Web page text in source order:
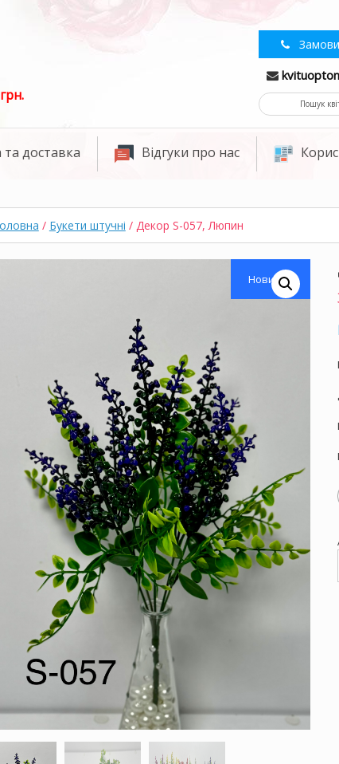
доставка Відгуки про нас
/ Букети штучні / Декор S-057, Люпин
Новинка